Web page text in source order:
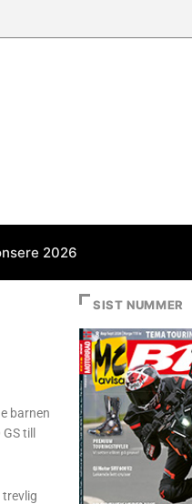
2026
barnen
till
SIST NUMMER